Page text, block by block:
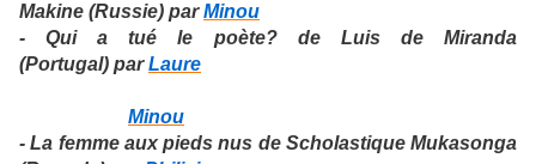
Makine (Russie) parMinou
- Qui a tué le poète? de Luis de Miranda
(Portugal) parLaure
Minou
- La femme aux pieds nus de Scholastique Mukasonga